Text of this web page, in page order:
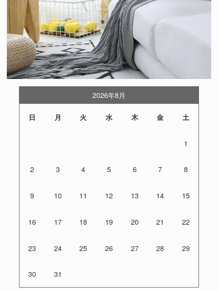
2026年8月
日 月 火 水 木 金 土
1
2 3 4 5 6 7 8
9 10 11 12 13 14 15
16 17 18 19 20 21 22
23 24 25 26 27 28 29
30 31